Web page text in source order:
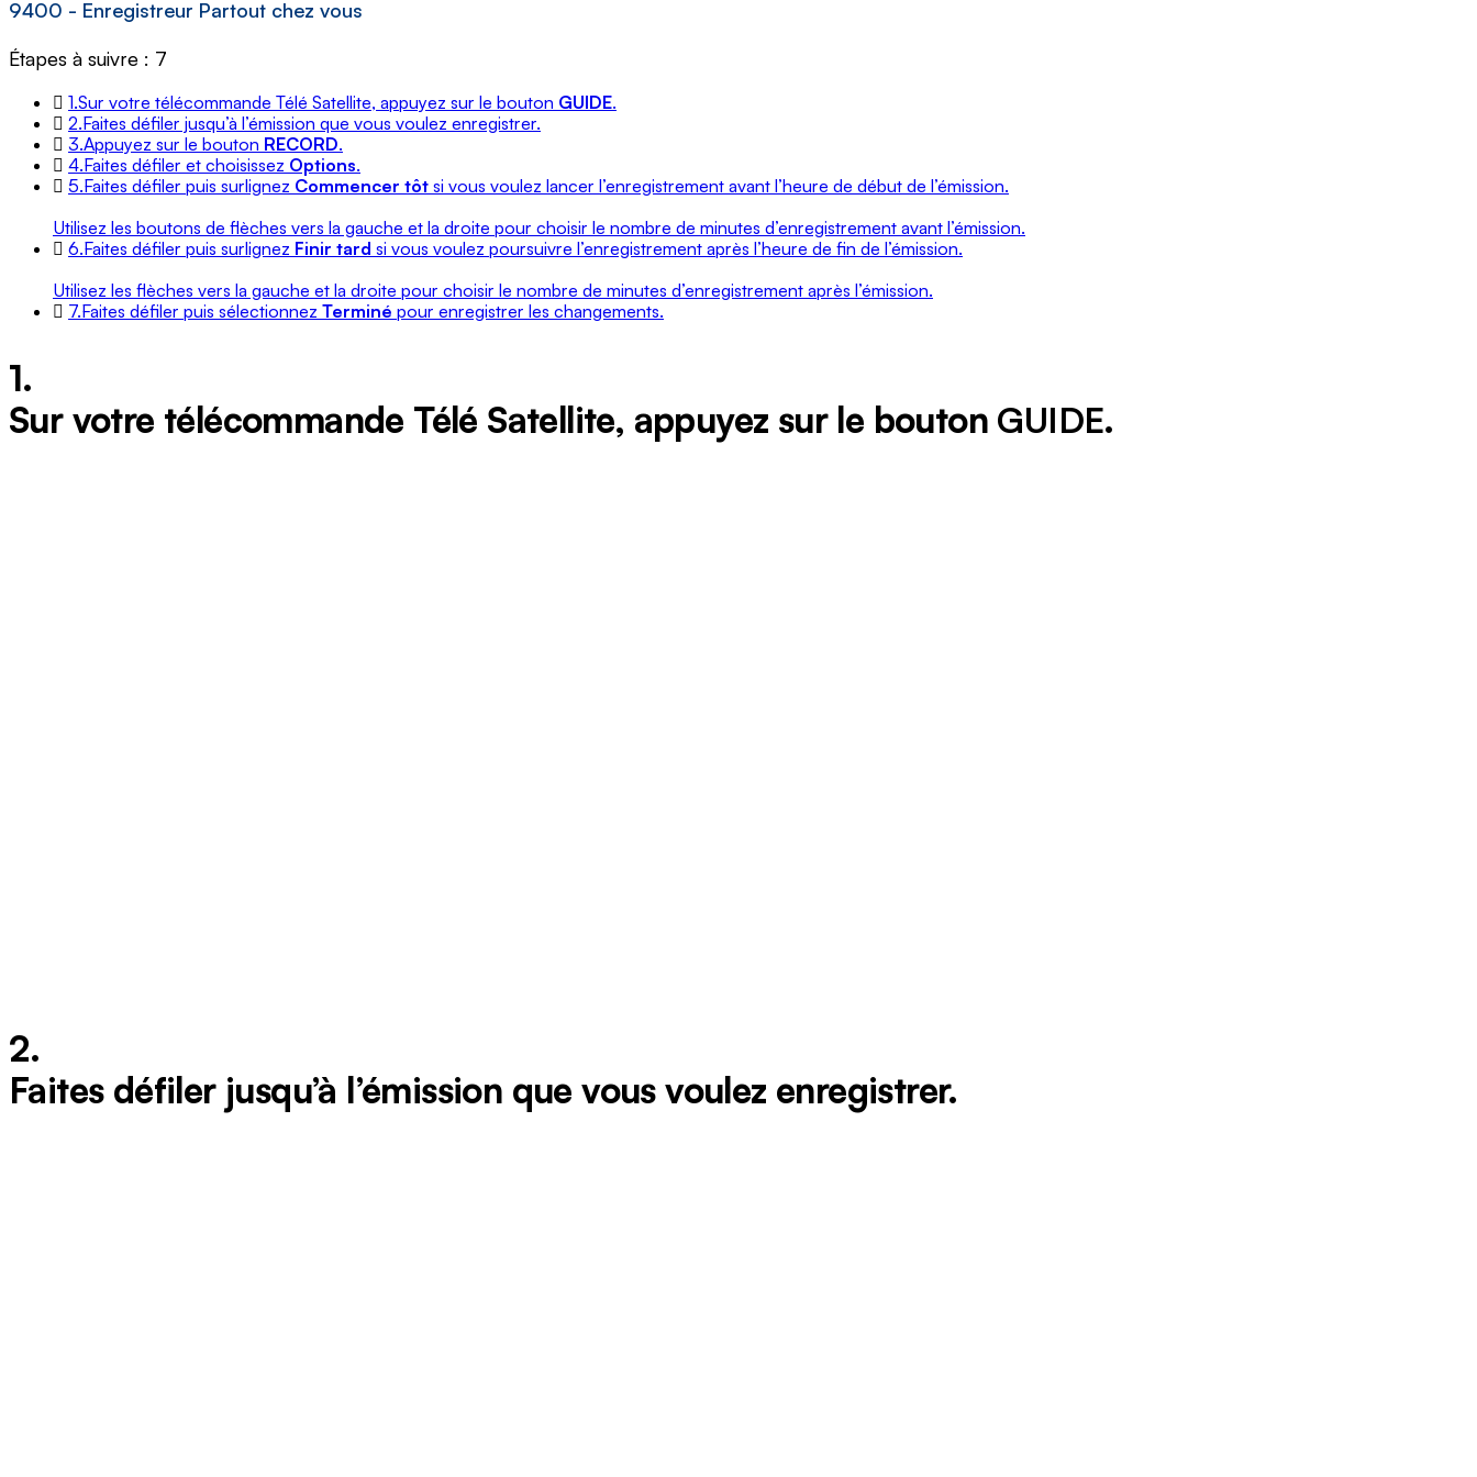
9400 - Enregistreur Partout chez vous
Étapes à suivre : 7
1.Sur votre télécommande Télé Satellite, appuyez sur le bouton GUIDE.
2.Faites défiler jusqu’à l’émission que vous voulez enregistrer.
3.Appuyez sur le bouton RECORD.
4.Faites défiler et choisissez Options.
5.Faites défiler puis surlignez Commencer tôt si vous voulez lancer l’enregistrement avant l’heure de début de l’émission.
Utilisez les boutons de flèches vers la gauche et la droite pour choisir le nombre de minutes d’enregistrement avant l’émission.
6.Faites défiler puis surlignez Finir tard si vous voulez poursuivre l’enregistrement après l’heure de fin de l’émission.
Utilisez les flèches vers la gauche et la droite pour choisir le nombre de minutes d’enregistrement après l’émission.
7.Faites défiler puis sélectionnez Terminé pour enregistrer les changements.
1.
Sur votre télécommande Télé Satellite, appuyez sur le bouton GUIDE.
2.
Faites défiler jusqu’à l’émission que vous voulez enregistrer.